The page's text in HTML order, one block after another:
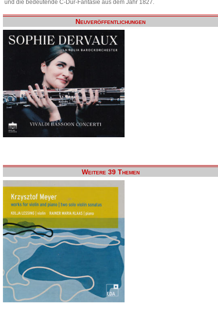
und die bedeutende C-Dur-Fantasie aus dem Jahr 1827.
Neuveröffentlichungen
Weitere 39 Themen